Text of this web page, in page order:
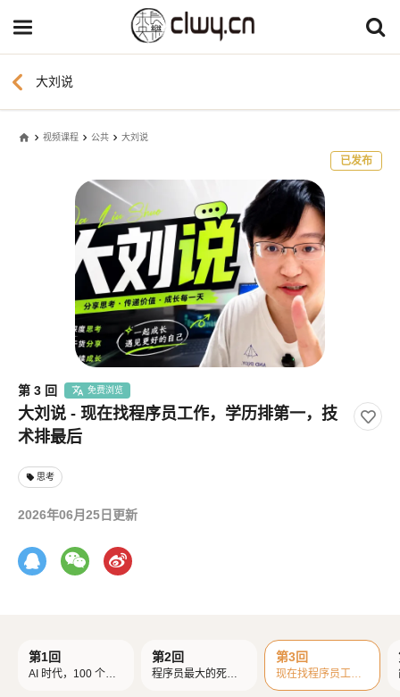
chevron_left 大刘说
home 视频课程 公共 大刘说
已发布
第 3 回 免费浏览
大刘说 - 现在找程序员工作，学历排第一，技
术排最后
local_offer 思考
2026年06月25日更新
第1回
AI 时代，100 个程
第2回
程序员最大的死
第3回
现在找程序员工
作，学历排第一，